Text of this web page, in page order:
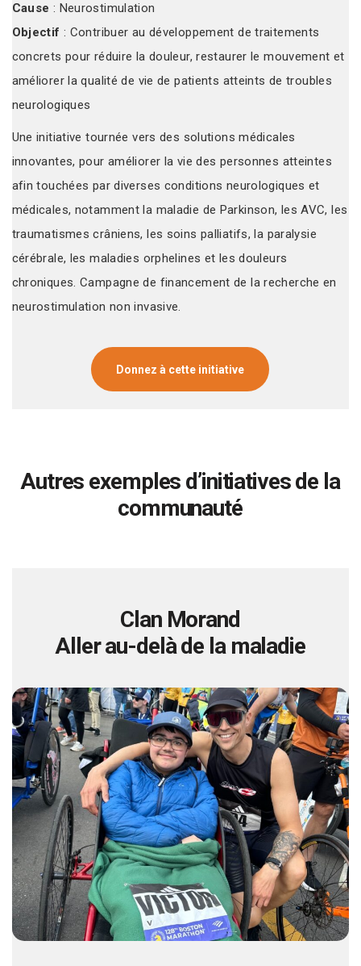
Cause : Neurostimulation
Objectif : Contribuer au développement de traitements
concrets pour réduire la douleur, restaurer le mouvement et
améliorer la qualité de vie de patients atteints de troubles
neurologiques
Une initiative tournée vers des solutions médicales
innovantes, pour améliorer la vie des personnes atteintes
afin touchées par diverses conditions neurologiques et
médicales, notamment la maladie de Parkinson, les AVC, les
traumatismes crâniens, les soins palliatifs, la paralysie
cérébrale, les maladies orphelines et les douleurs
chroniques. Campagne de financement de la recherche en
neurostimulation non invasive.
Donnez à cette initiative
Autres exemples d’initiatives de la
communauté
Clan Morand
Aller au-delà de la maladie